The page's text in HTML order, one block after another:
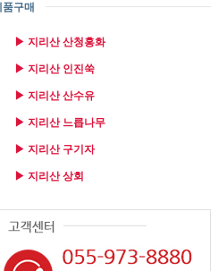
품구매
▶ 지리산 산청홍화
▶ 지리산 인진쑥
▶ 지리산 산수유
▶ 지리산 느릅나무
▶ 지리산 구기자
▶ 지리산 상회